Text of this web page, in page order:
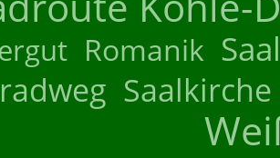
Romanik
Saalkirche